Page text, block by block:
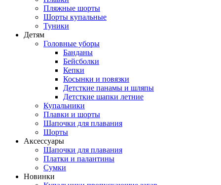
Пляжные шорты
Шорты купальные
Туники
Детям
Головные уборы
Банданы
Бейсболки
Кепки
Косынки и повязки
Детсткие панамы и шляпы
Детсткие шапки летние
Купальники
Плавки и шорты
Шапочки для плавания
Шорты
Аксессуары
Шапочки для плавания
Платки и палантины
Сумки
Новинки